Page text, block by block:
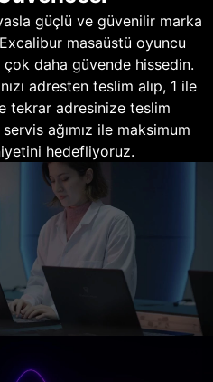
güçlü ve güvenilir marka
masaüstü oyuncu
daha güvende hissedin.
adresten teslim alıp, 1 ile
tekrar adresinize teslim
ağımız ile maksimum
hedefliyoruz.